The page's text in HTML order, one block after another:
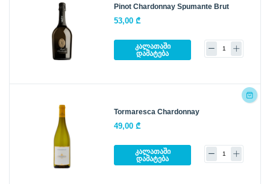
Pinot Chardonnay Spumante Brut
53,00 ₾
კალათაში
დამატება
Tormaresca Chardonnay
49,00 ₾
კალათაში
დამატება